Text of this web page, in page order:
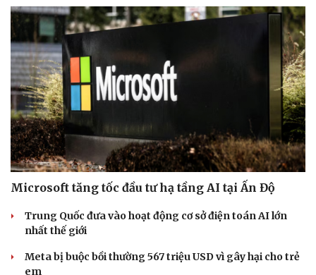
Microsoft tăng tốc đầu tư hạ tầng AI tại Ấn Độ
Trung Quốc đưa vào hoạt động cơ sở điện toán AI lớn
nhất thế giới
Meta bị buộc bồi thường 567 triệu USD vì gây hại cho trẻ
em